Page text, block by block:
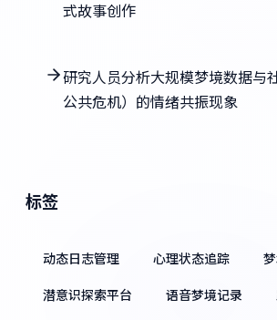
式故事创作
研究人员分析大规模梦境数据与
公共危机）的情绪共振现象
标签
动态日志管理 心理状态追踪
潜意识探索平台
语音梦境记录